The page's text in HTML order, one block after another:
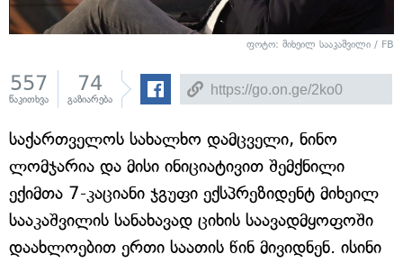
ფოტო: მიხეილ სააკაშვილი / FB
557
წაკითხვა
74
გაზიარება
საქართველოს სახალხო დამცველი, ნინო
ლომჯარია და მისი ინიციატივით შემქნილი
ექიმთა 7-კაციანი ჯგუფი ექსპრეზიდენტ მიხეილ
სააკაშვილის სანახავად ციხის საავადმყოფოში
დაახლოებით ერთი საათის წინ მივიდნენ. ისინი